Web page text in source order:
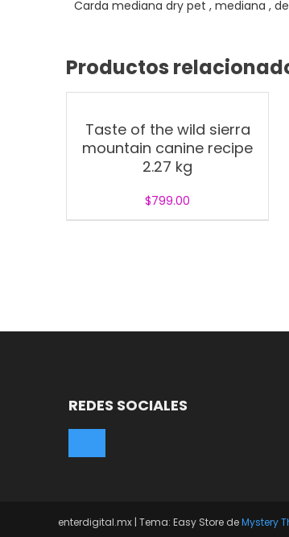
Carda mediana dry pet , mediana ,
Productos
Taste of the wild sierra
mountain canine recipe
2.27 kg
$799.00
REDES SOCIALES
enterdigital.mx | Tema: Easy Store deMystery